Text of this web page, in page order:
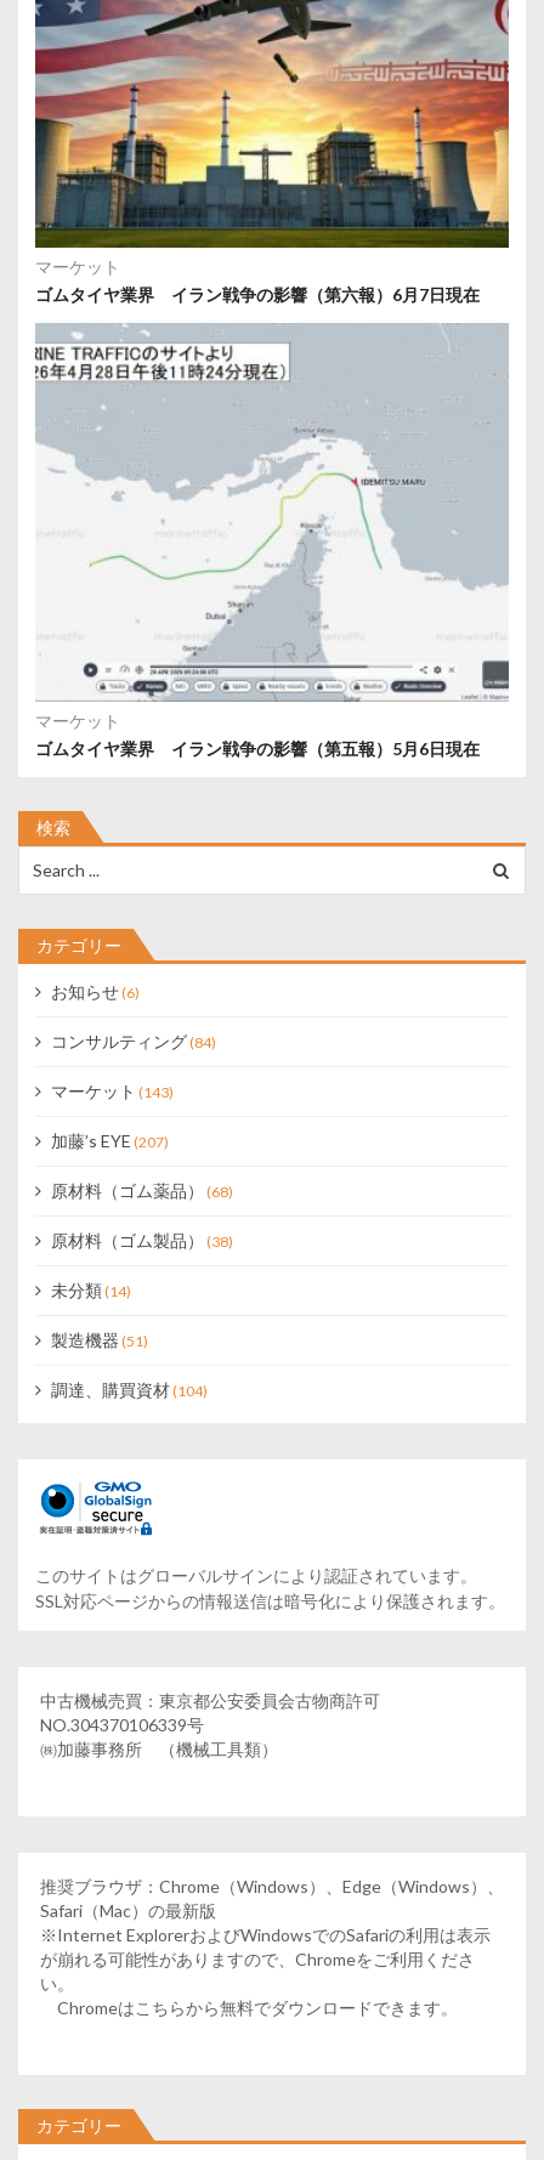
マーケット
ゴムタイヤ業界 イラン戦争の影響（第六報）6月7日現在
マーケット
ゴムタイヤ業界 イラン戦争の影響（第五報）5月6日現在
検索
for:
カテゴリー
お知らせ(6)
コンサルティング(84)
マーケット (143)
加藤’s EYE (207)
原材料（ゴム薬品） (68)
原材料（ゴム製品） (38)
未分類(14)
製造機器 (51)
調達、購買資材(104)
このサイトはグローバルサインにより認証されています。
SSL対応ページからの情報送信は暗号化により保護されます。
中古機械売買：東京都公安委員会古物商許可
NO.304370106339号
㈱加藤事務所 （機械工具類）
推奨ブラウザ：Chrome（Windows）、Edge（Windows）、
Safari（Mac）の最新版
※Internet ExplorerおよびWindowsでのSafariの利用は表示
が崩れる可能性がありますので、Chromeをご利用くださ
い。
Chromeはこちらから無料でダウンロードできます。
カテゴリー